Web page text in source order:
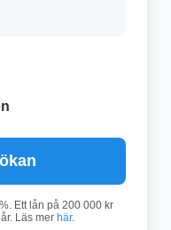
Ett lån på 200 000 kr
Läs mer här.